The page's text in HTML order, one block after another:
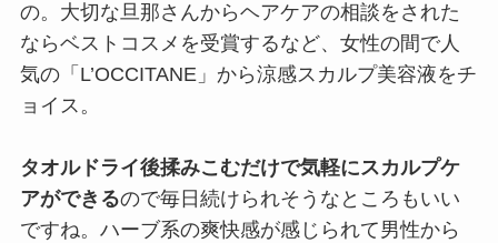
の。大切な旦那さんからヘアケアの相談をされた
ならベストコスメを受賞するなど、女性の間で人
気の「L’OCCITANE」から涼感スカルプ美容液をチ
ョイス。
タオルドライ後揉みこむだけで気軽にスカルプケ
アができるので毎日続けられそうなところもいい
ですね。ハーブ系の爽快感が感じられて男性から